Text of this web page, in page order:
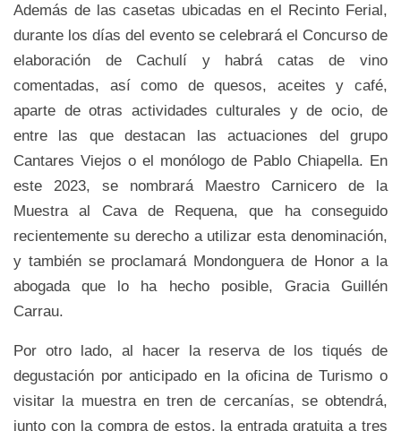
Además de las casetas ubicadas en el Recinto Ferial,
durante los días del evento se celebrará el Concurso de
elaboración de Cachulí y habrá catas de vino
comentadas, así como de quesos, aceites y café,
aparte de otras actividades culturales y de ocio, de
entre las que destacan las actuaciones del grupo
Cantares Viejos o el monólogo de Pablo Chiapella. En
este 2023, se nombrará Maestro Carnicero de la
Muestra al Cava de Requena, que ha conseguido
recientemente su derecho a utilizar esta denominación,
y también se proclamará Mondonguera de Honor a la
abogada que lo ha hecho posible, Gracia Guillén
Carrau.
Por otro lado, al hacer la reserva de los tiqués de
degustación por anticipado en la oficina de Turismo o
visitar la muestra en tren de cercanías, se obtendrá,
junto con la compra de estos, la entrada gratuita a tres